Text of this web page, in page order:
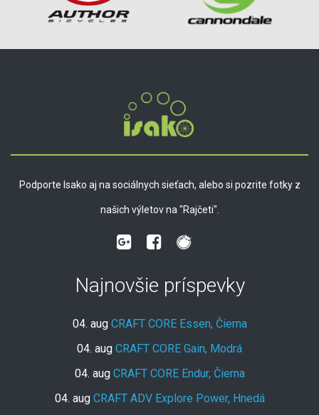
Podporte Isako aj na sociálnych sieťach, alebo si pozrite fotky z
našich výletov na "Rajčeti".
Najnovšie príspevky
04. aug CRAFT CORE Essen, Čierna
04. aug CRAFT CORE Gain, Modrá
04. aug CRAFT CORE Endur, Čierna
04. aug CRAFT ADV Explore Power, Hnedá